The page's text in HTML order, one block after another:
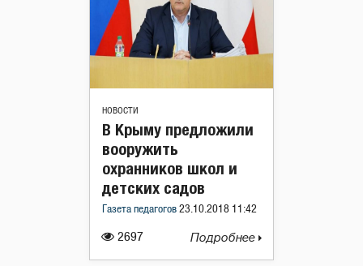
НОВОСТИ
2697
В Крыму предложили
вооружить
охранников школ и
детских садов
Газета педагогов 23.10.2018 11:42
Подробнее